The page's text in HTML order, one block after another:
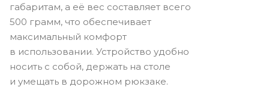
габаритам, а её вес составляет всего
500 грамм, что обеспечивает
максимальный комфорт
в использовании. Устройство удобно
носить с собой, держать на столе
и умещать в дорожном рюкзаке.